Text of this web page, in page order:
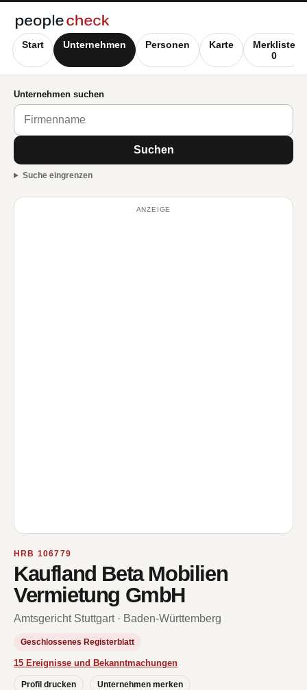
Start Unternehmen Personen Karte
Merkliste
0
Unternehmen suchen
Suchen
Suche eingrenzen
ANZEIGE
HRB 106779
Kaufland Beta Mobilien
Vermietung GmbH
Amtsgericht Stuttgart · Baden-Württemberg
Geschlossenes Registerblatt
15 Ereignisse und Bekanntmachungen
Profil drucken Unternehmen merken